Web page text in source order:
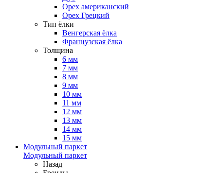
Орех американский
Орех Грецкий
Тип ёлки
Венгерская ёлка
Французская ёлка
Толщина
6 мм
7 мм
8 мм
9 мм
10 мм
11 мм
12 мм
13 мм
14 мм
15 мм
Модульный паркет
Модульный паркет
Назад